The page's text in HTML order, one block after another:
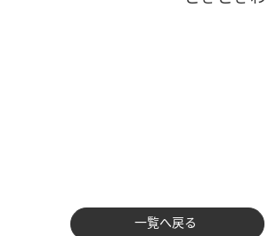
一覧へ戻る